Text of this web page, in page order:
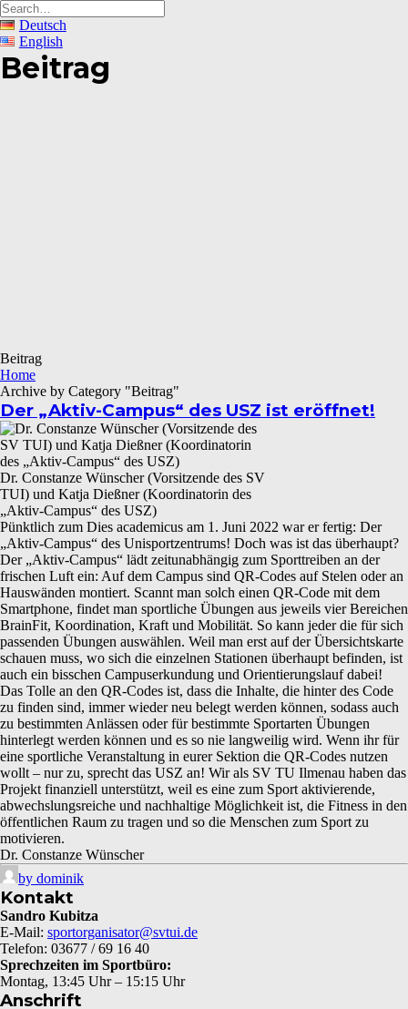
Deutsch
English
Beitrag
Beitrag
Home
Archive by Category "Beitrag"
Der „Aktiv-Campus“ des USZ ist eröffnet!
Dr. Constanze Wünscher (Vorsitzende des SV
TUI) und Katja Dießner (Koordinatorin des
„Aktiv-Campus“ des USZ)
Pünktlich zum Dies academicus am 1. Juni 2022 war er fertig: Der
„Aktiv-Campus“ des Unisportzentrums! Doch was ist das überhaupt?
Der „Aktiv-Campus“ lädt zeitunabhängig zum Sporttreiben an der
frischen Luft ein: Auf dem Campus sind QR-Codes auf Stelen oder an
Hauswänden montiert. Scannt man solch einen QR-Code mit dem
Smartphone, findet man sportliche Übungen aus jeweils vier Bereichen
BrainFit, Koordination, Kraft und Mobilität. So kann jeder die für sich
passenden Übungen auswählen. Weil man erst auf der Übersichtskarte
schauen muss, wo sich die einzelnen Stationen überhaupt befinden, ist
auch ein bisschen Campuserkundung und Orientierungslauf dabei!
Das Tolle an den QR-Codes ist, dass die Inhalte, die hinter des Code
zu finden sind, immer wieder neu belegt werden können, sodass auch
zu bestimmten Anlässen oder für bestimmte Sportarten Übungen
hinterlegt werden können und es so nie langweilig wird. Wenn ihr für
eine sportliche Veranstaltung in eurer Sektion die QR-Codes nutzen
wollt – nur zu, sprecht das USZ an! Wir als SV TU Ilmenau haben das
Projekt finanziell unterstützt, weil es eine zum Sport aktivierende,
abwechslungsreiche und nachhaltige Möglichkeit ist, die Fitness in den
öffentlichen Raum zu tragen und so die Menschen zum Sport zu
motivieren.
Dr. Constanze Wünscher
by dominik
Kontakt
Sandro Kubitza
E-Mail: sportorganisator@svtui.de
Telefon: 03677 / 69 16 40
Sprechzeiten im Sportbüro:
Montag, 13:45 Uhr – 15:15 Uhr
Anschrift